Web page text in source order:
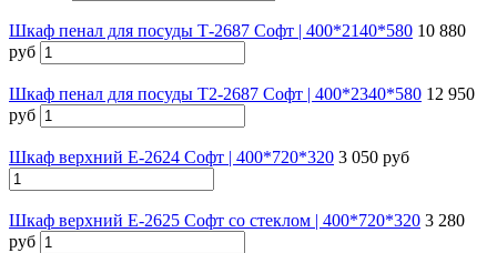
Шкаф пенал для посуды Т-2687 Софт | 400*2140*580 10 880
руб
Шкаф пенал для посуды Т2-2687 Софт | 400*2340*580 12 950
руб
Шкаф верхний Е-2624 Софт | 400*720*320 3 050 руб
Шкаф верхний Е-2625 Софт со стеклом | 400*720*320 3 280
руб